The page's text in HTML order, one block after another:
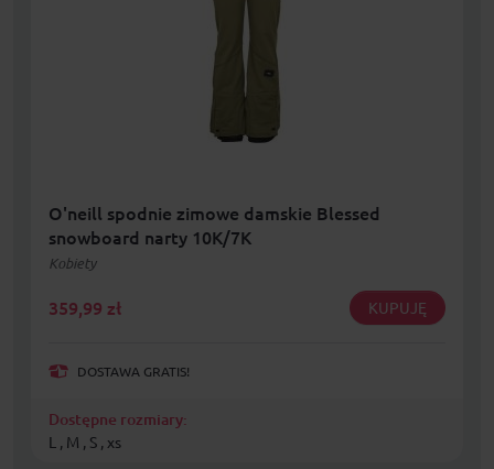
O'neill spodnie zimowe damskie Blessed
snowboard narty 10K/7K
Kobiety
359,99 zł KUPUJĘ
DOSTAWA GRATIS!
Dostępne rozmiary:
L , M , S , xs